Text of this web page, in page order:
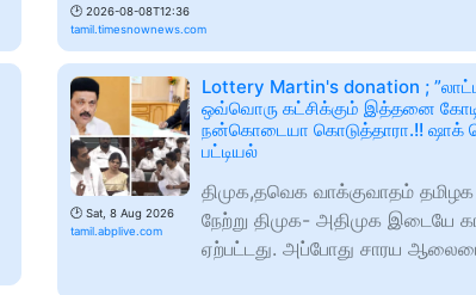
🕑 2026-08-08T12:36
tamil.timesnownews.com
🕑 Sat, 8 Aug 2026
tamil.abplive.com
Lottery Martin's donation ;
ஒவ்வொரு கட்சிக்கும் இத்தனை
நன்கொடையா கொடுத்தாரா.!! ஷாக்
பட்டியல்
திமுக,தவெக வாக்குவாதம்
நேற்று திமுக- அதிமுக இடையே
ஏற்பட்டது. அப்போது சாரய